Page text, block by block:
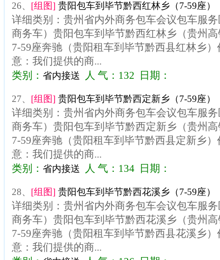
26、 [组图] 贵阳包车到毕节黔西红林乡（7-59座）
详细类别：贵州省内外商务包车会议包车服
商务车）贵阳包车到毕节黔西红林乡（贵州
7-59座奔驰（贵阳租车到毕节黔西县红林乡
意：我们提供的商...
类别： 省内接送 人 气：132 日期：
27、 [组图] 贵阳包车到毕节黔西定新乡（7-59座）
详细类别：贵州省内外商务包车会议包车服
商务车）贵阳包车到毕节黔西定新乡（贵州
7-59座奔驰（贵阳租车到毕节黔西县定新乡
意：我们提供的商...
类别： 省内接送 人 气：134 日期：
28、 [组图] 贵阳包车到毕节黔西花溪乡（7-59座）
详细类别：贵州省内外商务包车会议包车服
商务车）贵阳包车到毕节黔西花溪乡（贵州
7-59座奔驰（贵阳租车到毕节黔西县花溪乡
意：我们提供的商...